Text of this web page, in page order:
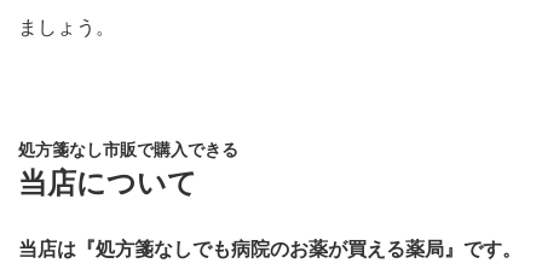
ましょう。
処方箋なし市販で購入できる
当店について
当店は『処方箋なしでも病院のお薬が買える薬局』です。